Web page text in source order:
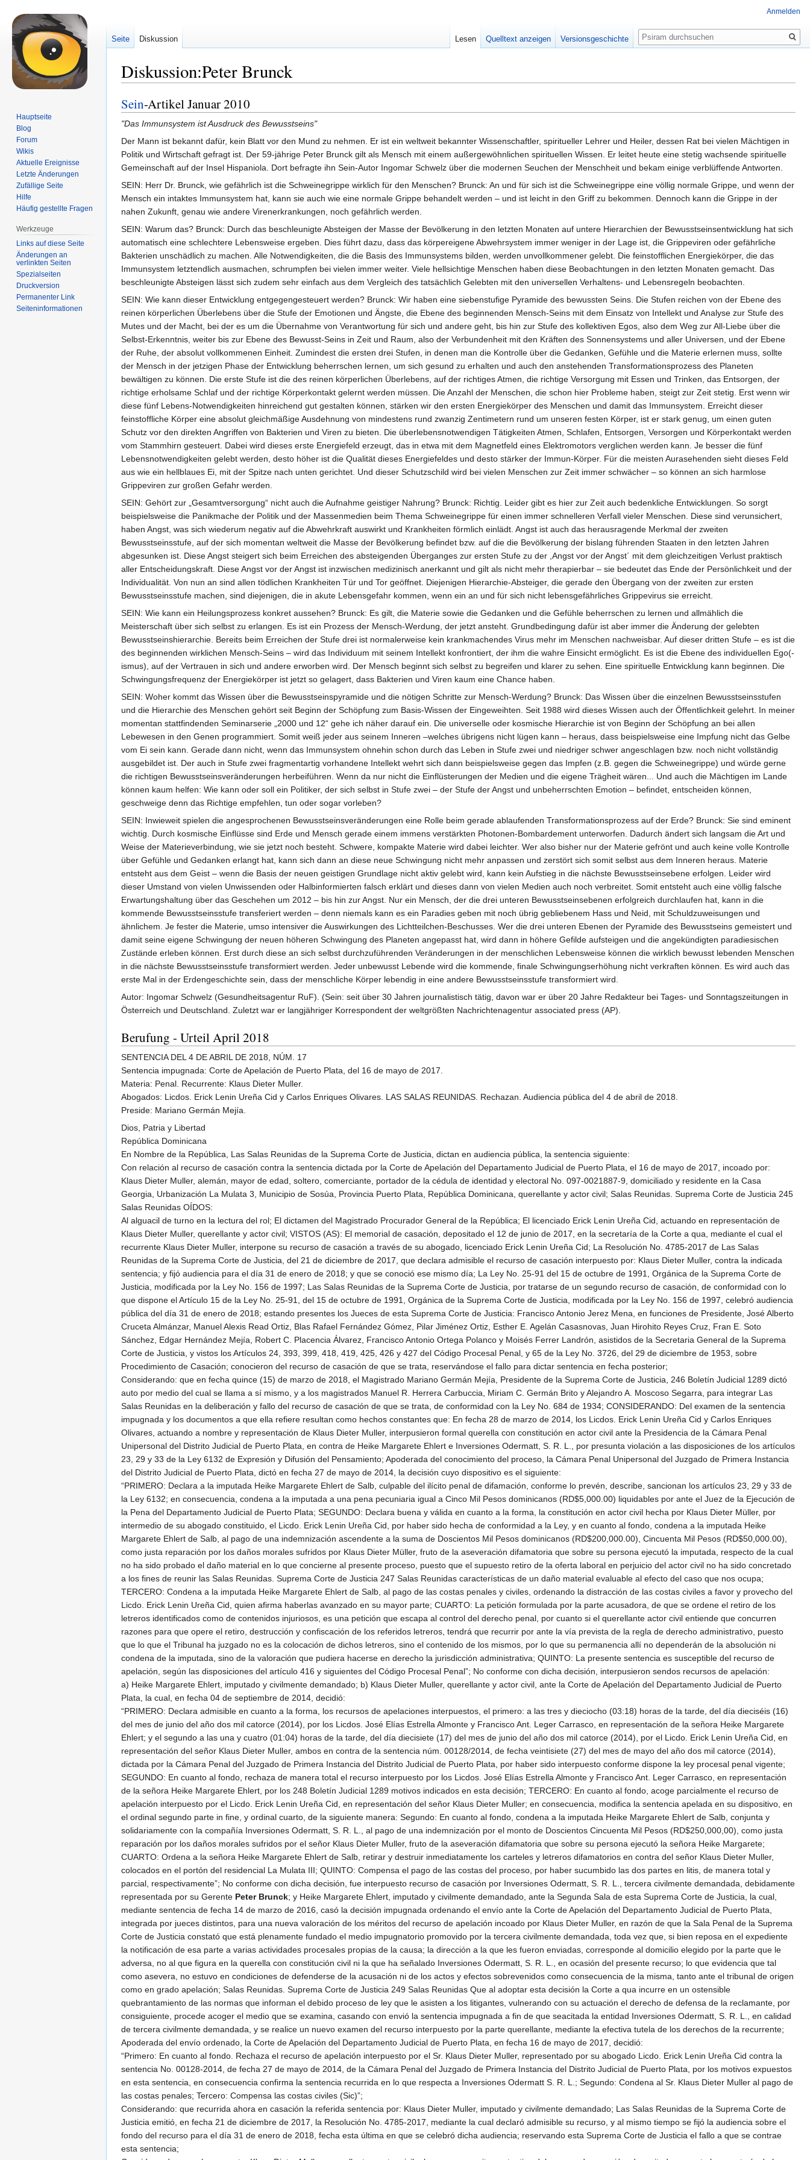
Diskussion:Peter Brunck
Zur
Navigation
springen
Zur
Suche
springen
Sein-Artikel Januar 2010
"Das Immunsystem ist Ausdruck des Bewusstseins"
Der Mann ist bekannt dafür, kein Blatt vor den Mund zu nehmen. Er ist ein weltweit bekannter Wissenschaftler, spiritueller Lehrer und Heiler, dessen Rat bei vielen Mächtigen in
Politik und Wirtschaft gefragt ist. Der 59-jährige Peter Brunck gilt als Mensch mit einem außergewöhnlichen spirituellen Wissen. Er leitet heute eine stetig wachsende spirituelle
Gemeinschaft auf der Insel Hispaniola. Dort befragte ihn Sein-Autor Ingomar Schwelz über die modernen Seuchen der Menschheit und bekam einige verblüffende Antworten.
SEIN: Herr Dr. Brunck, wie gefährlich ist die Schweinegrippe wirklich für den Menschen? Brunck: An und für sich ist die Schweinegrippe eine völlig normale Grippe, und wenn der
Mensch ein intaktes Immunsystem hat, kann sie auch wie eine normale Grippe behandelt werden – und ist leicht in den Griff zu bekommen. Dennoch kann die Grippe in der
nahen Zukunft, genau wie andere Virenerkrankungen, noch gefährlich werden.
SEIN: Warum das? Brunck: Durch das beschleunigte Absteigen der Masse der Bevölkerung in den letzten Monaten auf untere Hierarchien der Bewusstseinsentwicklung hat sich
automatisch eine schlechtere Lebensweise ergeben. Dies führt dazu, dass das körpereigene Abwehrsystem immer weniger in der Lage ist, die Grippeviren oder gefährliche
Bakterien unschädlich zu machen. Alle Notwendigkeiten, die die Basis des Immunsystems bilden, werden unvollkommener gelebt. Die feinstofflichen Energiekörper, die das
Immunsystem letztendlich ausmachen, schrumpfen bei vielen immer weiter. Viele hellsichtige Menschen haben diese Beobachtungen in den letzten Monaten gemacht. Das
beschleunigte Absteigen lässt sich zudem sehr einfach aus dem Vergleich des tatsächlich Gelebten mit den universellen Verhaltens- und Lebensregeln beobachten.
SEIN: Wie kann dieser Entwicklung entgegengesteuert werden? Brunck: Wir haben eine siebenstufige Pyramide des bewussten Seins. Die Stufen reichen von der Ebene des
reinen körperlichen Überlebens über die Stufe der Emotionen und Ängste, die Ebene des beginnenden Mensch-Seins mit dem Einsatz von Intellekt und Analyse zur Stufe des
Mutes und der Macht, bei der es um die Übernahme von Verantwortung für sich und andere geht, bis hin zur Stufe des kollektiven Egos, also dem Weg zur All-Liebe über die
Selbst-Erkenntnis, weiter bis zur Ebene des Bewusst-Seins in Zeit und Raum, also der Verbundenheit mit den Kräften des Sonnensystems und aller Universen, und der Ebene
der Ruhe, der absolut vollkommenen Einheit. Zumindest die ersten drei Stufen, in denen man die Kontrolle über die Gedanken, Gefühle und die Materie erlernen muss, sollte
der Mensch in der jetzigen Phase der Entwicklung beherrschen lernen, um sich gesund zu erhalten und auch den anstehenden Transformationsprozess des Planeten
bewältigen zu können. Die erste Stufe ist die des reinen körperlichen Überlebens, auf der richtiges Atmen, die richtige Versorgung mit Essen und Trinken, das Entsorgen, der
richtige erholsame Schlaf und der richtige Körperkontakt gelernt werden müssen. Die Anzahl der Menschen, die schon hier Probleme haben, steigt zur Zeit stetig. Erst wenn wir
diese fünf Lebens-Notwendigkeiten hinreichend gut gestalten können, stärken wir den ersten Energiekörper des Menschen und damit das Immunsystem. Erreicht dieser
feinstoffliche Körper eine absolut gleichmäßige Ausdehnung von mindestens rund zwanzig Zentimetern rund um unseren festen Körper, ist er stark genug, um einen guten
Schutz vor den direkten Angriffen von Bakterien und Viren zu bieten. Die überlebensnotwendigen Tätigkeiten Atmen, Schlafen, Entsorgen, Versorgen und Körperkontakt werden
vom Stammhirn gesteuert. Dabei wird dieses erste Energiefeld erzeugt, das in etwa mit dem Magnetfeld eines Elektromotors verglichen werden kann. Je besser die fünf
Lebensnotwendigkeiten gelebt werden, desto höher ist die Qualität dieses Energiefeldes und desto stärker der Immun-Körper. Für die meisten Aurasehenden sieht dieses Feld
aus wie ein hellblaues Ei, mit der Spitze nach unten gerichtet. Und dieser Schutzschild wird bei vielen Menschen zur Zeit immer schwächer – so können an sich harmlose
Grippeviren zur großen Gefahr werden.
SEIN: Gehört zur „Gesamtversorgung“ nicht auch die Aufnahme geistiger Nahrung? Brunck: Richtig. Leider gibt es hier zur Zeit auch bedenkliche Entwicklungen. So sorgt
beispielsweise die Panikmache der Politik und der Massenmedien beim Thema Schweinegrippe für einen immer schnelleren Verfall vieler Menschen. Diese sind verunsichert,
haben Angst, was sich wiederum negativ auf die Abwehrkraft auswirkt und Krankheiten förmlich einlädt. Angst ist auch das herausragende Merkmal der zweiten
Bewusstseinsstufe, auf der sich momentan weltweit die Masse der Bevölkerung befindet bzw. auf die die Bevölkerung der bislang führenden Staaten in den letzten Jahren
abgesunken ist. Diese Angst steigert sich beim Erreichen des absteigenden Überganges zur ersten Stufe zu der ,Angst vor der Angst´ mit dem gleichzeitigen Verlust praktisch
aller Entscheidungskraft. Diese Angst vor der Angst ist inzwischen medizinisch anerkannt und gilt als nicht mehr therapierbar – sie bedeutet das Ende der Persönlichkeit und der
Individualität. Von nun an sind allen tödlichen Krankheiten Tür und Tor geöffnet. Diejenigen Hierarchie-Absteiger, die gerade den Übergang von der zweiten zur ersten
Bewusstseinsstufe machen, sind diejenigen, die in akute Lebensgefahr kommen, wenn ein an und für sich nicht lebensgefährliches Grippevirus sie erreicht.
SEIN: Wie kann ein Heilungsprozess konkret aussehen? Brunck: Es gilt, die Materie sowie die Gedanken und die Gefühle beherrschen zu lernen und allmählich die
Meisterschaft über sich selbst zu erlangen. Es ist ein Prozess der Mensch-Werdung, der jetzt ansteht. Grundbedingung dafür ist aber immer die Änderung der gelebten
Bewusstseinshierarchie. Bereits beim Erreichen der Stufe drei ist normalerweise kein krankmachendes Virus mehr im Menschen nachweisbar. Auf dieser dritten Stufe – es ist die
des beginnenden wirklichen Mensch-Seins – wird das Individuum mit seinem Intellekt konfrontiert, der ihm die wahre Einsicht ermöglicht. Es ist die Ebene des individuellen Ego(-
ismus), auf der Vertrauen in sich und andere erworben wird. Der Mensch beginnt sich selbst zu begreifen und klarer zu sehen. Eine spirituelle Entwicklung kann beginnen. Die
Schwingungsfrequenz der Energiekörper ist jetzt so gelagert, dass Bakterien und Viren kaum eine Chance haben.
SEIN: Woher kommt das Wissen über die Bewusstseinspyramide und die nötigen Schritte zur Mensch-Werdung? Brunck: Das Wissen über die einzelnen Bewusstseinsstufen
und die Hierarchie des Menschen gehört seit Beginn der Schöpfung zum Basis-Wissen der Eingeweihten. Seit 1988 wird dieses Wissen auch der Öffentlichkeit gelehrt. In meiner
momentan stattfindenden Seminarserie „2000 und 12“ gehe ich näher darauf ein. Die universelle oder kosmische Hierarchie ist von Beginn der Schöpfung an bei allen
Lebewesen in den Genen programmiert. Somit weiß jeder aus seinem Inneren –welches übrigens nicht lügen kann – heraus, dass beispielsweise eine Impfung nicht das Gelbe
vom Ei sein kann. Gerade dann nicht, wenn das Immunsystem ohnehin schon durch das Leben in Stufe zwei und niedriger schwer angeschlagen bzw. noch nicht vollständig
ausgebildet ist. Der auch in Stufe zwei fragmentartig vorhandene Intellekt wehrt sich dann beispielsweise gegen das Impfen (z.B. gegen die Schweinegrippe) und würde gerne
die richtigen Bewusstseinsveränderungen herbeiführen. Wenn da nur nicht die Einflüsterungen der Medien und die eigene Trägheit wären... Und auch die Mächtigen im Lande
können kaum helfen: Wie kann oder soll ein Politiker, der sich selbst in Stufe zwei – der Stufe der Angst und unbeherrschten Emotion – befindet, entscheiden können,
geschweige denn das Richtige empfehlen, tun oder sogar vorleben?
SEIN: Inwieweit spielen die angesprochenen Bewusstseinsveränderungen eine Rolle beim gerade ablaufenden Transformationsprozess auf der Erde? Brunck: Sie sind eminent
wichtig. Durch kosmische Einflüsse sind Erde und Mensch gerade einem immens verstärkten Photonen-Bombardement unterworfen. Dadurch ändert sich langsam die Art und
Weise der Materieverbindung, wie sie jetzt noch besteht. Schwere, kompakte Materie wird dabei leichter. Wer also bisher nur der Materie gefrönt und auch keine volle Kontrolle
über Gefühle und Gedanken erlangt hat, kann sich dann an diese neue Schwingung nicht mehr anpassen und zerstört sich somit selbst aus dem Inneren heraus. Materie
entsteht aus dem Geist – wenn die Basis der neuen geistigen Grundlage nicht aktiv gelebt wird, kann kein Aufstieg in die nächste Bewusstseinsebene erfolgen. Leider wird
dieser Umstand von vielen Unwissenden oder Halbinformierten falsch erklärt und dieses dann von vielen Medien auch noch verbreitet. Somit entsteht auch eine völlig falsche
Erwartungshaltung über das Geschehen um 2012 – bis hin zur Angst. Nur ein Mensch, der die drei unteren Bewusstseinsebenen erfolgreich durchlaufen hat, kann in die
kommende Bewusstseinsstufe transferiert werden – denn niemals kann es ein Paradies geben mit noch übrig gebliebenem Hass und Neid, mit Schuldzuweisungen und
ähnlichem. Je fester die Materie, umso intensiver die Auswirkungen des Lichtteilchen-Beschusses. Wer die drei unteren Ebenen der Pyramide des Bewusstseins gemeistert und
damit seine eigene Schwingung der neuen höheren Schwingung des Planeten angepasst hat, wird dann in höhere Gefilde aufsteigen und die angekündigten paradiesischen
Zustände erleben können. Erst durch diese an sich selbst durchzuführenden Veränderungen in der menschlichen Lebensweise können die wirklich bewusst lebenden Menschen
in die nächste Bewusstseinsstufe transformiert werden. Jeder unbewusst Lebende wird die kommende, finale Schwingungserhöhung nicht verkraften können. Es wird auch das
erste Mal in der Erdengeschichte sein, dass der menschliche Körper lebendig in eine andere Bewusstseinsstufe transformiert wird.
Autor: Ingomar Schwelz (Gesundheitsagentur RuF). (Sein: seit über 30 Jahren journalistisch tätig, davon war er über 20 Jahre Redakteur bei Tages- und Sonntagszeitungen in
Österreich und Deutschland. Zuletzt war er langjähriger Korrespondent der weltgrößten Nachrichtenagentur associated press (AP).
Berufung - Urteil April 2018
SENTENCIA DEL 4 DE ABRIL DE 2018, NÚM. 17
Sentencia impugnada: Corte de Apelación de Puerto Plata, del 16 de mayo de 2017.
Materia: Penal. Recurrente: Klaus Dieter Muller.
Abogados: Licdos. Erick Lenin Ureña Cid y Carlos Enriques Olivares. LAS SALAS REUNIDAS. Rechazan. Audiencia pública del 4 de abril de 2018.
Preside: Mariano Germán Mejía.
Dios, Patria y Libertad
República Dominicana
En Nombre de la República, Las Salas Reunidas de la Suprema Corte de Justicia, dictan en audiencia pública, la sentencia siguiente:
Con relación al recurso de casación contra la sentencia dictada por la Corte de Apelación del Departamento Judicial de Puerto Plata, el 16 de mayo de 2017, incoado por:
Klaus Dieter Muller, alemán, mayor de edad, soltero, comerciante, portador de la cédula de identidad y electoral No. 097-0021887-9, domiciliado y residente en la Casa
Georgia, Urbanización La Mulata 3, Municipio de Sosúa, Provincia Puerto Plata, República Dominicana, querellante y actor civil; Salas Reunidas. Suprema Corte de Justicia 245
Salas Reunidas OÍDOS:
Al alguacil de turno en la lectura del rol; El dictamen del Magistrado Procurador General de la República; El licenciado Erick Lenin Ureña Cid, actuando en representación de
Klaus Dieter Muller, querellante y actor civil; VISTOS (AS): El memorial de casación, depositado el 12 de junio de 2017, en la secretaría de la Corte a qua, mediante el cual el
recurrente Klaus Dieter Muller, interpone su recurso de casación a través de su abogado, licenciado Erick Lenin Ureña Cid; La Resolución No. 4785-2017 de Las Salas
Reunidas de la Suprema Corte de Justicia, del 21 de diciembre de 2017, que declara admisible el recurso de casación interpuesto por: Klaus Dieter Muller, contra la indicada
sentencia; y fijó audiencia para el día 31 de enero de 2018; y que se conoció ese mismo día; La Ley No. 25-91 del 15 de octubre de 1991, Orgánica de la Suprema Corte de
Justicia, modificada por la Ley No. 156 de 1997; Las Salas Reunidas de la Suprema Corte de Justicia, por tratarse de un segundo recurso de casación, de conformidad con lo
que dispone el Artículo 15 de la Ley No. 25-91, del 15 de octubre de 1991, Orgánica de la Suprema Corte de Justicia, modificada por la Ley No. 156 de 1997, celebró audiencia
pública del día 31 de enero de 2018; estando presentes los Jueces de esta Suprema Corte de Justicia: Francisco Antonio Jerez Mena, en funciones de Presidente, José Alberto
Cruceta Almánzar, Manuel Alexis Read Ortiz, Blas Rafael Fernández Gómez, Pilar Jiménez Ortiz, Esther E. Agelán Casasnovas, Juan Hirohito Reyes Cruz, Fran E. Soto
Sánchez, Edgar Hernández Mejía, Robert C. Placencia Álvarez, Francisco Antonio Ortega Polanco y Moisés Ferrer Landrón, asistidos de la Secretaria General de la Suprema
Corte de Justicia, y vistos los Artículos 24, 393, 399, 418, 419, 425, 426 y 427 del Código Procesal Penal, y 65 de la Ley No. 3726, del 29 de diciembre de 1953, sobre
Procedimiento de Casación; conocieron del recurso de casación de que se trata, reservándose el fallo para dictar sentencia en fecha posterior;
Considerando: que en fecha quince (15) de marzo de 2018, el Magistrado Mariano Germán Mejía, Presidente de la Suprema Corte de Justicia, 246 Boletín Judicial 1289 dictó
auto por medio del cual se llama a sí mismo, y a los magistrados Manuel R. Herrera Carbuccia, Miriam C. Germán Brito y Alejandro A. Moscoso Segarra, para integrar Las
Salas Reunidas en la deliberación y fallo del recurso de casación de que se trata, de conformidad con la Ley No. 684 de 1934; CONSIDERANDO: Del examen de la sentencia
impugnada y los documentos a que ella refiere resultan como hechos constantes que: En fecha 28 de marzo de 2014, los Licdos. Erick Lenin Ureña Cid y Carlos Enriques
Olivares, actuando a nombre y representación de Klaus Dieter Muller, interpusieron formal querella con constitución en actor civil ante la Presidencia de la Cámara Penal
Unipersonal del Distrito Judicial de Puerto Plata, en contra de Heike Margarete Ehlert e Inversiones Odermatt, S. R. L., por presunta violación a las disposiciones de los artículos
23, 29 y 33 de la Ley 6132 de Expresión y Difusión del Pensamiento; Apoderada del conocimiento del proceso, la Cámara Penal Unipersonal del Juzgado de Primera Instancia
del Distrito Judicial de Puerto Plata, dictó en fecha 27 de mayo de 2014, la decisión cuyo dispositivo es el siguiente:
“PRIMERO: Declara a la imputada Heike Margarete Ehlert de Salb, culpable del ilícito penal de difamación, conforme lo prevén, describe, sancionan los artículos 23, 29 y 33 de
la Ley 6132; en consecuencia, condena a la imputada a una pena pecuniaria igual a Cinco Mil Pesos dominicanos (RD$5,000.00) liquidables por ante el Juez de la Ejecución de
la Pena del Departamento Judicial de Puerto Plata; SEGUNDO: Declara buena y válida en cuanto a la forma, la constitución en actor civil hecha por Klaus Dieter Müller, por
intermedio de su abogado constituido, el Licdo. Erick Lenin Ureña Cid, por haber sido hecha de conformidad a la Ley, y en cuanto al fondo, condena a la imputada Heike
Margarete Ehlert de Salb, al pago de una indemnización ascendente a la suma de Doscientos Mil Pesos dominicanos (RD$200,000.00), Cincuenta Mil Pesos (RD$50,000.00),
como justa reparación por los daños morales sufridos por Klaus Dieter Müller, fruto de la aseveración difamatoria que sobre su persona ejecutó la imputada, respecto de la cual
no ha sido probado el daño material en lo que concierne al presente proceso, puesto que el supuesto retiro de la oferta laboral en perjuicio del actor civil no ha sido concretado
a los fines de reunir las Salas Reunidas. Suprema Corte de Justicia 247 Salas Reunidas características de un daño material evaluable al efecto del caso que nos ocupa;
TERCERO: Condena a la imputada Heike Margarete Ehlert de Salb, al pago de las costas penales y civiles, ordenando la distracción de las costas civiles a favor y provecho del
Licdo. Erick Lenin Ureña Cid, quien afirma haberlas avanzado en su mayor parte; CUARTO: La petición formulada por la parte acusadora, de que se ordene el retiro de los
letreros identificados como de contenidos injuriosos, es una petición que escapa al control del derecho penal, por cuanto si el querellante actor civil entiende que concurren
razones para que opere el retiro, destrucción y confiscación de los referidos letreros, tendrá que recurrir por ante la vía prevista de la regla de derecho administrativo, puesto
que lo que el Tribunal ha juzgado no es la colocación de dichos letreros, sino el contenido de los mismos, por lo que su permanencia allí no dependerán de la absolución ni
condena de la imputada, sino de la valoración que pudiera hacerse en derecho la jurisdicción administrativa; QUINTO: La presente sentencia es susceptible del recurso de
apelación, según las disposiciones del artículo 416 y siguientes del Código Procesal Penal”; No conforme con dicha decisión, interpusieron sendos recursos de apelación:
a) Heike Margarete Ehlert, imputado y civilmente demandado; b) Klaus Dieter Muller, querellante y actor civil, ante la Corte de Apelación del Departamento Judicial de Puerto
Plata, la cual, en fecha 04 de septiembre de 2014, decidió:
“PRIMERO: Declara admisible en cuanto a la forma, los recursos de apelaciones interpuestos, el primero: a las tres y dieciocho (03:18) horas de la tarde, del día dieciséis (16)
del mes de junio del año dos mil catorce (2014), por los Licdos. José Elías Estrella Almonte y Francisco Ant. Leger Carrasco, en representación de la señora Heike Margarete
Ehlert; y el segundo a las una y cuatro (01:04) horas de la tarde, del día diecisiete (17) del mes de junio del año dos mil catorce (2014), por el Licdo. Erick Lenin Ureña Cid, en
representación del señor Klaus Dieter Muller, ambos en contra de la sentencia núm. 00128/2014, de fecha veintisiete (27) del mes de mayo del año dos mil catorce (2014),
dictada por la Cámara Penal del Juzgado de Primera Instancia del Distrito Judicial de Puerto Plata, por haber sido interpuesto conforme dispone la ley procesal penal vigente;
SEGUNDO: En cuanto al fondo, rechaza de manera total el recurso interpuesto por los Licdos. José Elías Estrella Almonte y Francisco Ant. Leger Carrasco, en representación
de la señora Heike Margarete Ehlert, por los 248 Boletín Judicial 1289 motivos indicados en esta decisión; TERCERO: En cuanto al fondo, acoge parcialmente el recurso de
apelación interpuesto por el Licdo. Erick Lenin Ureña Cid, en representación del señor Klaus Dieter Muller; en consecuencia, modifica la sentencia apelada en su dispositivo, en
el ordinal segundo parte in fine, y ordinal cuarto, de la siguiente manera: Segundo: En cuanto al fondo, condena a la imputada Heike Margarete Ehlert de Salb, conjunta y
solidariamente con la compañía Inversiones Odermatt, S. R. L., al pago de una indemnización por el monto de Doscientos Cincuenta Mil Pesos (RD$250,000,00), como justa
reparación por los daños morales sufridos por el señor Klaus Dieter Muller, fruto de la aseveración difamatoria que sobre su persona ejecutó la señora Heike Margarete;
CUARTO: Ordena a la señora Heike Margarete Ehlert de Salb, retirar y destruir inmediatamente los carteles y letreros difamatorios en contra del señor Klaus Dieter Muller,
colocados en el portón del residencial La Mulata III; QUINTO: Compensa el pago de las costas del proceso, por haber sucumbido las dos partes en litis, de manera total y
parcial, respectivamente”; No conforme con dicha decisión, fue interpuesto recurso de casación por Inversiones Odermatt, S. R. L., tercera civilmente demandada, debidamente
representada por su Gerente Peter Brunck; y Heike Margarete Ehlert, imputado y civilmente demandado, ante la Segunda Sala de esta Suprema Corte de Justicia, la cual,
mediante sentencia de fecha 14 de marzo de 2016, casó la decisión impugnada ordenando el envío ante la Corte de Apelación del Departamento Judicial de Puerto Plata,
integrada por jueces distintos, para una nueva valoración de los méritos del recurso de apelación incoado por Klaus Dieter Muller, en razón de que la Sala Penal de la Suprema
Corte de Justicia constató que está plenamente fundado el medio impugnatorio promovido por la tercera civilmente demandada, toda vez que, si bien reposa en el expediente
la notificación de esa parte a varias actividades procesales propias de la causa; la dirección a la que les fueron enviadas, corresponde al domicilio elegido por la parte que le
adversa, no al que figura en la querella con constitución civil ni la que ha señalado Inversiones Odermatt, S. R. L., en ocasión del presente recurso; lo que evidencia que tal
como asevera, no estuvo en condiciones de defenderse de la acusación ni de los actos y efectos sobrevenidos como consecuencia de la misma, tanto ante el tribunal de origen
como en grado apelación; Salas Reunidas. Suprema Corte de Justicia 249 Salas Reunidas Que al adoptar esta decisión la Corte a qua incurre en un ostensible
quebrantamiento de las normas que informan el debido proceso de ley que le asisten a los litigantes, vulnerando con su actuación el derecho de defensa de la reclamante, por
consiguiente, procede acoger el medio que se examina, casando con envió la sentencia impugnada a fin de que seacitada la entidad Inversiones Odermatt, S. R. L., en calidad
de tercera civilmente demandada, y se realice un nuevo examen del recurso interpuesto por la parte querellante, mediante la efectiva tutela de los derechos de la recurrente;
Apoderada del envío ordenado, la Corte de Apelación del Departamento Judicial de Puerto Plata, en fecha 16 de mayo de 2017, decidió:
“Primero: En cuanto al fondo. Rechaza el recurso de apelación interpuesto por el Sr. Klaus Dieter Muller, representado por su abogado Licdo. Erick Lenin Ureña Cid contra la
sentencia No. 00128-2014, de fecha 27 de mayo de 2014, de la Cámara Penal del Juzgado de Primera Instancia del Distrito Judicial de Puerto Plata, por los motivos expuestos
en esta sentencia, en consecuencia confirma la sentencia recurrida en lo que respecta a Inversiones Odermatt S. R. L.; Segundo: Condena al Sr. Klaus Dieter Muller al pago de
las costas penales; Tercero: Compensa las costas civiles (Sic)”;
Considerando: que recurrida ahora en casación la referida sentencia por: Klaus Dieter Muller, imputado y civilmente demandado; Las Salas Reunidas de la Suprema Corte de
Justicia emitió, en fecha 21 de diciembre de 2017, la Resolución No. 4785-2017, mediante la cual declaró admisible su recurso, y al mismo tiempo se fijó la audiencia sobre el
fondo del recurso para el día 31 de enero de 2018, fecha esta última en que se celebró dicha audiencia; reservando esta Suprema Corte de Justicia el fallo a que se contrae
esta sentencia;
Anmelden
Seite Diskussion Lesen Quelltext anzeigen Versionsgeschichte
Suche
Hauptseite
Blog
Forum
Wikis
Aktuelle Ereignisse
Letzte Änderungen
Zufällige Seite
Hilfe
Häufig gestellte Fragen
Werkzeuge
Links auf diese Seite
Änderungen an
verlinkten Seiten
Spezialseiten
Druckversion
Permanenter Link
Seiten­informationen